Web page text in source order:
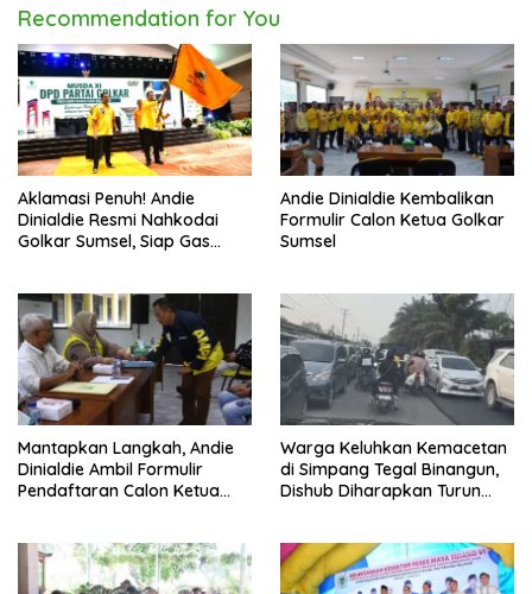
Recommendation for You
Aklamasi Penuh! Andie
Dinialdie Resmi Nahkodai
Golkar Sumsel, Siap Gas
Andie Dinialdie Kembalikan
Formulir Calon Ketua Golkar
Sumsel
Mantapkan Langkah, Andie
Dinialdie Ambil Formulir
Pendaftaran Calon Ketua
Warga Keluhkan Kemacetan
di Simpang Tegal Binangun,
Dishub Diharapkan Turun